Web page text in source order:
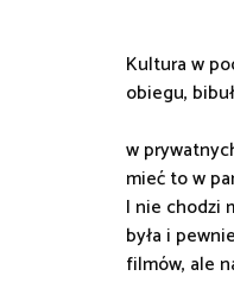
Kultura w
obiegu,
w
mieć to w
I nie chodzi
była i
filmów, ale